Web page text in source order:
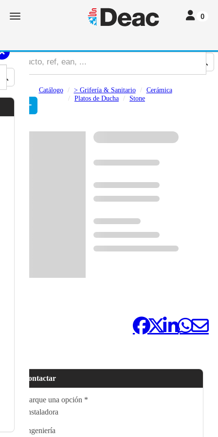
Toggle navigation Toggle
0
Catálogo > Grifería & Sanitario
Cerámica
Platos de Ducha
Stone
Contactar
Marque una opción *
Instaladora
Ingeniería